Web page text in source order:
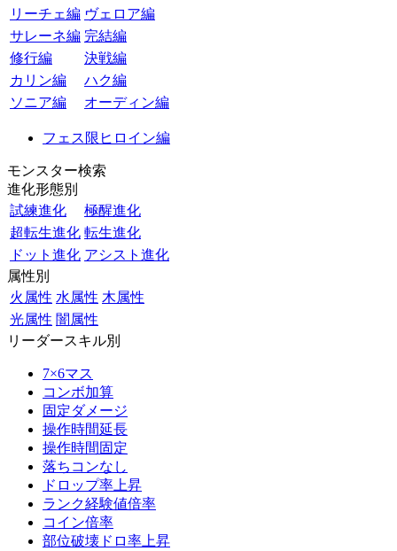
リーチェ編 ヴェロア編
サレーネ編 完結編
修行編
決戦編
カリン編
ハク編
ソニア編
オーディン編
フェス限ヒロイン編
モンスター検索
進化形態別
試練進化
極醒進化
超転生進化 転生進化
ドット進化 アシスト進化
属性別
火属性 水属性 木属性
光属性 闇属性
リーダースキル別
7×6マス
コンボ加算
固定ダメージ
操作時間延長
操作時間固定
落ちコンなし
ドロップ率上昇
ランク経験値倍率
コイン倍率
部位破壊ドロ率上昇